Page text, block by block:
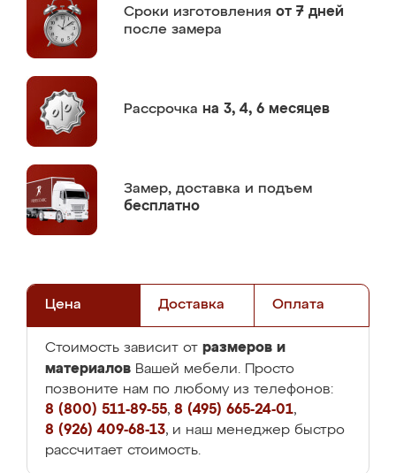
Сроки изготовления от 7 дней
после замера
Рассрочка на 3, 4, 6 месяцев
Замер, доставка и подъем
бесплатно
Цена Доставка Оплата
Стоимость зависит от размеров и
материалов Вашей мебели. Просто
позвоните нам по любому из телефонов:
8 (800) 511-89-55, 8 (495) 665-24-01,
8 (926) 409-68-13, и наш менеджер быстро
рассчитает стоимость.